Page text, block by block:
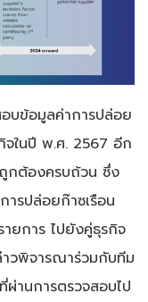
บข้อมูลค่าการปล่อย
จในปี พ.ศ. 2567 อีก
กต้องครบถ้วน ซึ่ง
ารปล่อยก๊าซเรือน
ายการ ไปยังคู่ธุรกิจ
วพิจารณาร่วมกับทีม
านการตรวจสอบไป